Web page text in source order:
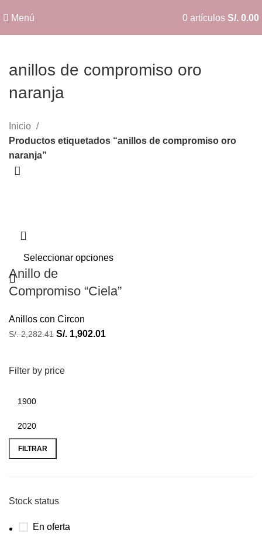
Menú 0 artículos S/. 0.00
anillos de compromiso oro
naranja
Categorías
Filter by price
FILTRAR
Stock status
En oferta
Inicio
Productos etiquetados “anillos de compromiso oro
naranja”
Seleccionar opciones
Anillo de
Compromiso “Ciela”
Anillos con Circon
S/.2,282.41 S/. 1,902.01